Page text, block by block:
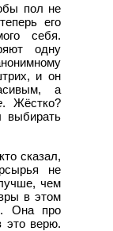
пол не
его
себя.
одну
и он
а
. Жёстко?
сказал,
не
чем
в этом
Она про
верю.